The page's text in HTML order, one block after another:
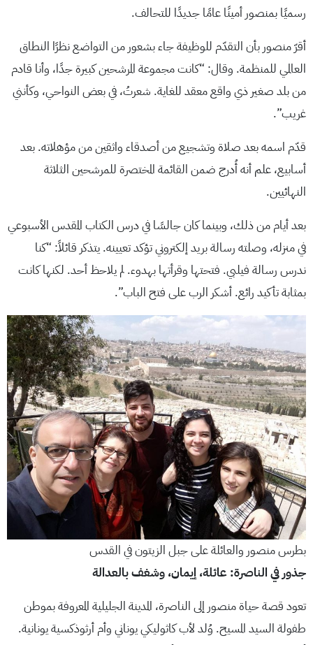
رسميًا بمنصور أمينًا عامًا جديدًا للتحالف.
أقرّ منصور بأن التقدّم للوظيفة جاء بشعور من التواضع نظرًا النطاق
العالمي للمنظمة. وقال: “كانت مجموعة المرشحين كبيرة جدًا، وأنا قادم
من بلد صغير ذي واقع معقد للغاية. شعرتُ، في بعض النواحي، وكأنني
غريب”.
قدّم اسمه بعد صلاة وتشجيع من أصدقاء واثقين من مؤهلاته. بعد
أسابيع، علم أنه أُدرج ضمن القائمة المختصرة للمرشحين الثلاثة
النهائيين.
بعد أيام من ذلك، وبينما كان جالسًا في درس الكتاب المقدس الأسبوعي
في منزله، وصلته رسالة بريد إلكتروني تؤكد تعيينه. يتذكر قائلاً: “كنا
ندرس رسالة فيلبي. فتحتها وقرأتها بهدوء. لم يلاحظ أحد. لكنها كانت
بمثابة تأكيد رائع. أشكر الرب على فتح الباب”.
بطرس منصور والعائلة على جبل الزيتون في القدس
جذور في الناصرة: عائلة، إيمان، وشغف بالعدالة
تعود قصة حياة منصور إلى الناصرة، المدينة الجليلية المعروفة بموطن
طفولة السيد المسيح. وُلد لأب كاثوليكي يوناني وأم أرثوذكسية يونانية.